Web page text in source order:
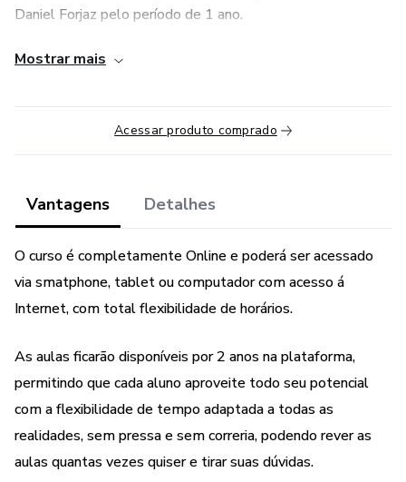
Daniel Forjaz pelo período de 1 ano.
Oferece uma importante base teórica, apresenta um
procedimentos de higiene e qualidade e os procedimentos
para a preparação de diversos produtos à base de Plantas
Medicinais.
Bônus:
1. E-Book Manual de Manipulação e Uso de Plantas
Medicinais (pdf)
2. E-Book Guia de identificação com 130 plantas
3. E-Book Guia de identificação de PANC (pdf)
4. Manual de cultivo doméstico de plantas medicinais (pdf)
5. Participação em um grupo exclusivo no Facebook
Mostrar mais
Acessar produto comprado
Vantagens Detalhes
O curso é completamente Online e poderá ser acessado
via smatphone, tablet ou computador com acesso á
Internet, com total flexibilidade de horários.
As aulas ficarão disponíveis por 2 anos na plataforma,
permitindo que cada aluno aproveite todo seu potencial
com a flexibilidade de tempo adaptada a todas as
realidades, sem pressa e sem correria, podendo rever as
aulas quantas vezes quiser e tirar suas dúvidas.